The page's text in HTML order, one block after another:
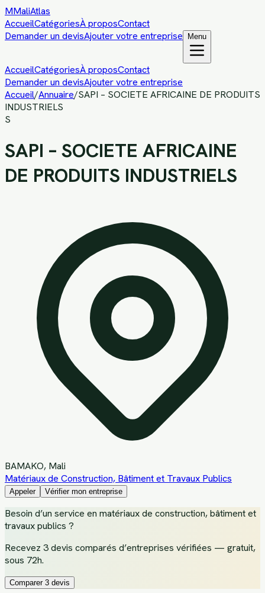
MMaliAtlas
AccueilCatégoriesÀ proposContact
Demander un devisAjouter votre entreprise Menu
AccueilCatégoriesÀ proposContact
Demander un devisAjouter votre entreprise
Accueil/Annuaire/SAPI – SOCIETE AFRICAINE DE PRODUITS
INDUSTRIELS
S
SAPI – SOCIETE AFRICAINE
DE PRODUITS INDUSTRIELS
BAMAKO, Mali
Matériaux de Construction, Bâtiment et Travaux Publics
Appeler Vérifier mon entreprise
Besoin d’un service en matériaux de construction, bâtiment et
travaux publics ?
Recevez 3 devis comparés d’entreprises vérifiées — gratuit,
sous 72h.
Comparer 3 devis